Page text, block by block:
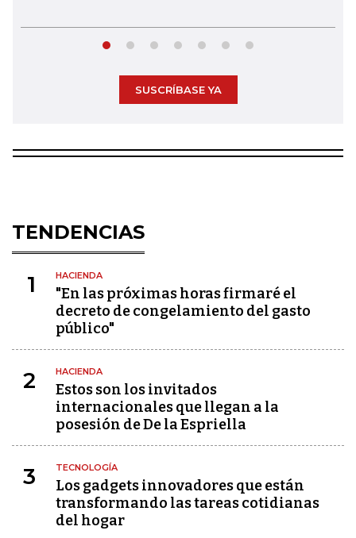
SUSCRÍBASE YA
TENDENCIAS
1 HACIENDA
"En las próximas horas firmaré el
decreto de congelamiento del gasto
público"
2 HACIENDA
Estos son los invitados
internacionales que llegan a la
posesión de De la Espriella
3 TECNOLOGÍA
Los gadgets innovadores que están
transformando las tareas cotidianas
del hogar